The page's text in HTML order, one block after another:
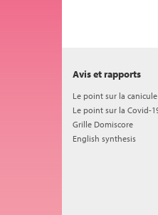
Avis et rapports
Le point sur la canicule
Le point sur la Covid-
Grille Domiscore
English synthesis